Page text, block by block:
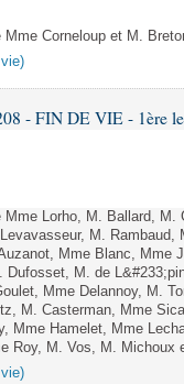
Mme Corneloup et M.
- FIN DE VIE - 1ère
Mme Lorho, M. Ballard,
M.
Mme Blanc, Mme
Dufosset, M. de
Mme Delannoy, M.
M. Casterman, Mme
Mme Hamelet, Mme
Roy, M. Vos, M. Michoux